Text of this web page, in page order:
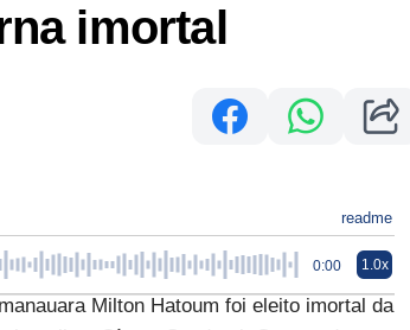
imortal
readme
0:00 1.0x
Milton Hatoum foi eleito imortal da